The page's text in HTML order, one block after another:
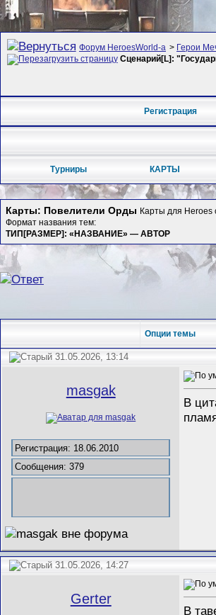
Форум HeroesWorld-а > Герои
Сценарий[L]:
Регистрация
Турниры КАРТЫ
Карты: Повелители Орды Карты для
Формат названия тем:
ТИП[РАЗМЕР]: «НАЗВАНИЕ» — АВТОР
Опции темы
31.05.2026, 13:14
masgak
Регистрация: 18.06.2010
Сообщения: 379
В
31.05.2026, 14:27
Gerter
В